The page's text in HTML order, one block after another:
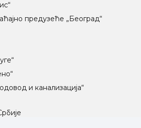
предузеће „Београд“
и канализација“